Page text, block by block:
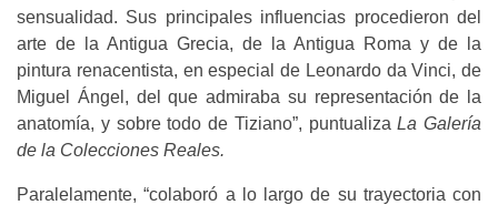
sensualidad. Sus principales influencias procedieron del
arte de la Antigua Grecia, de la Antigua Roma y de la
pintura renacentista, en especial de Leonardo da Vinci, de
Miguel Ángel, del que admiraba su representación de la
anatomía, y sobre todo de Tiziano”, puntualizaLa Galería
de la Colecciones Reales.
Paralelamente, “colaboró a lo largo de su trayectoria con